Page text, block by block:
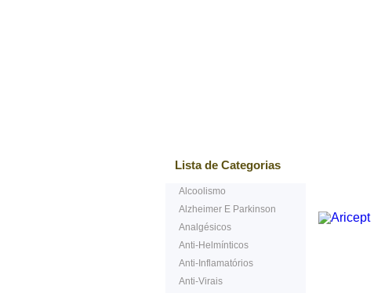
Lista de Categorias
Alcoolismo
Alzheimer E Parkinson
Analgésicos
Anti-Helmínticos
Anti-Inflamatórios
Anti-Virais